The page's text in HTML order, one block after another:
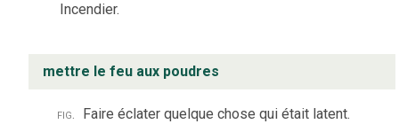
Incendier.
mettre le feu aux poudres
fig. Faire éclater quelque chose qui était latent.